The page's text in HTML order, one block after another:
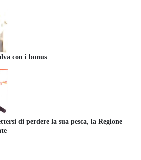
con i bonus
di perdere la sua pesca, la Regione